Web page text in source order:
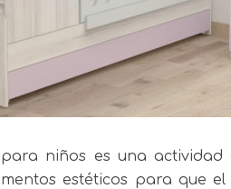
niños es una
estéticos para que